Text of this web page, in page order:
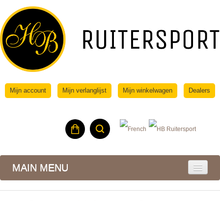
Mijn account Mijn verlanglijst Mijn winkelwagen Dealers
MAIN MENU